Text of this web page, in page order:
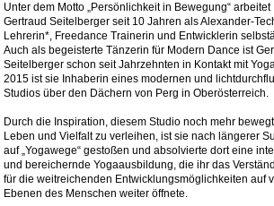
Unter dem Motto „Persönlichkeit in Bewegung“ arbeitet
Gertraud Seitelberger seit 10 Jahren als Alexander-
Lehrerin*, Freedance Trainerin und Entwicklerin
Auch als begeisterte Tänzerin für Modern Dance ist
Seitelberger schon seit Jahrzehnten in Kontakt mit
2015 ist sie Inhaberin eines modernen und
Studios über den Dächern von Perg in Oberösterreich.
Durch die Inspiration, diesem Studio noch mehr
Leben und Vielfalt zu verleihen, ist sie nach längerer
auf „Yogawege“ gestoßen und absolvierte dort eine
und bereichernde Yogaausbildung, die ihr das
für die weitreichenden Entwicklungsmöglichkeiten auf
Ebenen des Menschen weiter öffnete.